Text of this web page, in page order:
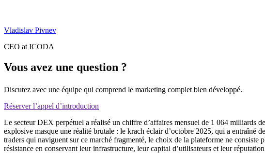
Vladislav Pivnev
CEO at ICODA
Vous avez une question ?
Discutez avec une équipe qui comprend le marketing complet bien développé.
Réserver l’appel d’introduction
Le secteur DEX perpétuel a réalisé un chiffre d’affaires mensuel de 1 064 milliards
explosive masque une réalité brutale : le krach éclair d’octobre 2025, qui a entraîné
traders qui naviguent sur ce marché fragmenté, le choix de la plateforme ne
résistance en conservant leur infrastructure, leur capital d’utilisateurs et leur